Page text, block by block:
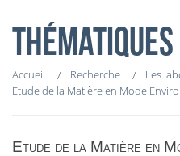
THÉMATIQUES
Accueil Recherche
Les
Etude de la Matière en Mode
Etude de la Matière en